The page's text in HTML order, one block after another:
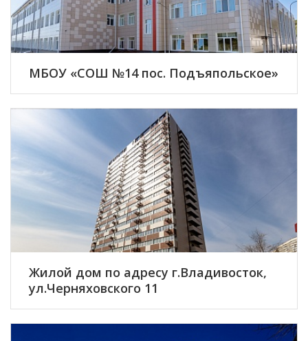
МБОУ «СОШ №14 пос. Подъяпольское»
ПОДРОБНЕЕ
Жилой дом по адресу г.Владивосток,
ул.Черняховского 11
ПОДРОБНЕЕ